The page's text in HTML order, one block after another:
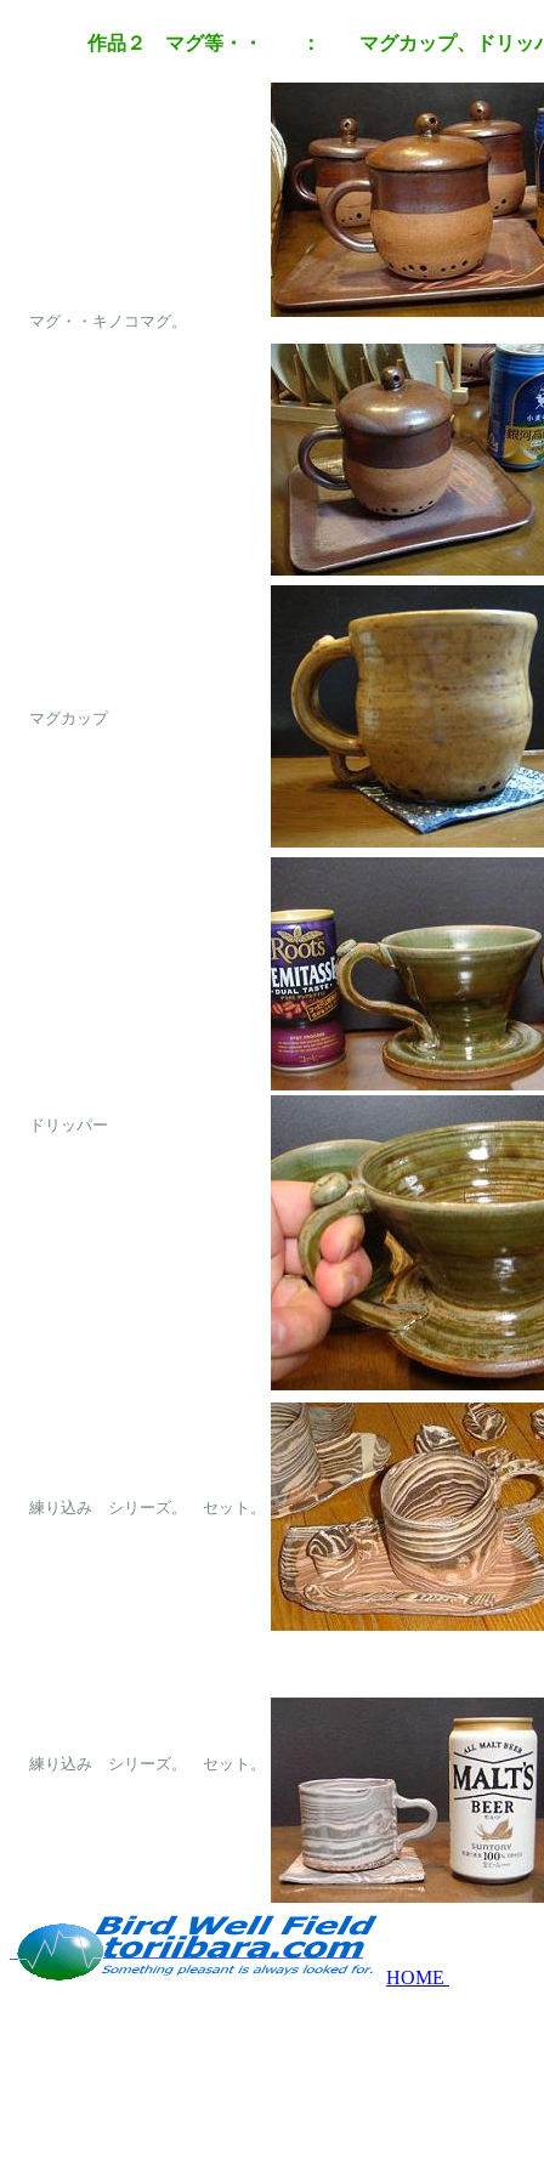
作品２ マグ等・・ ： マグカップ、ドリッ
マグ・・キノコマグ。
マグカップ
ドリッパー
練り込み　シリーズ。　セット。
練り込み　シリーズ。　セット。
HOME